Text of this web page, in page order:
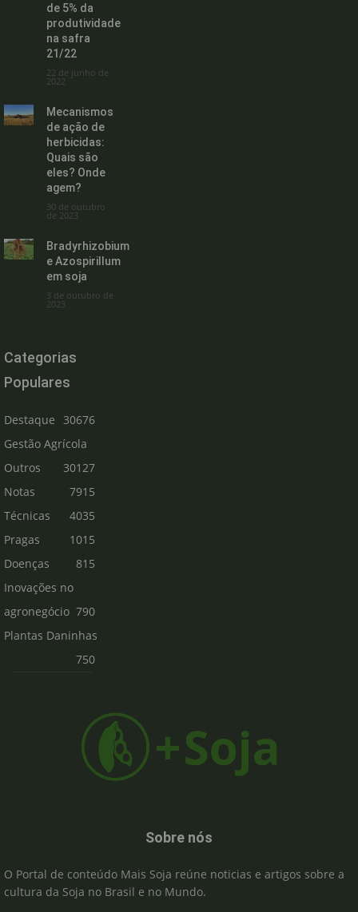
de 5% da
produtividade
na safra
21/22
22 de junho de
2022
Mecanismos
de ação de
herbicidas:
Quais são
eles? Onde
agem?
30 de outubro
de 2023
Bradyrhizobium
e Azospirillum
em soja
3 de outubro de
2023
Categorias
Populares
Destaque
30676
Gestão Agrícola
30127
Outros
7915
Notas
Técnicas
4035
Pragas
1015
Doenças
815
Inovações no
agronegócio 790
Plantas Daninhas
750
Sobre nós
O Portal de conteúdo Mais Soja reúne noticias e artigos sobre a
cultura da Soja no Brasil e no Mundo.